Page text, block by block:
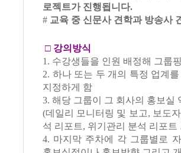
로젝트가 진행됩니다.
# 교육 중 신문사 견학과 방송사
□ 강의방식
1. 수강생들을 인원 배정해 그룹
2. 하나 또는 두 개의 특정 업계
지정하게 함
3. 해당 그룹이 그 회사의 홍보실
(데일리 모니터링 및 보고, 보도
석 리포트, 위기관리 분석 리포트
4. 마지막 주차에 각 그룹별로